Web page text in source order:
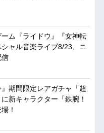
ム『ライドウ』『女神転
ャル音楽ライブ8/23、ニ
信
』期間限定レアガチャ「超
新キャラクター「鉄腕！
！